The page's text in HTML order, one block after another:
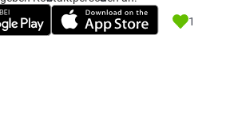
1